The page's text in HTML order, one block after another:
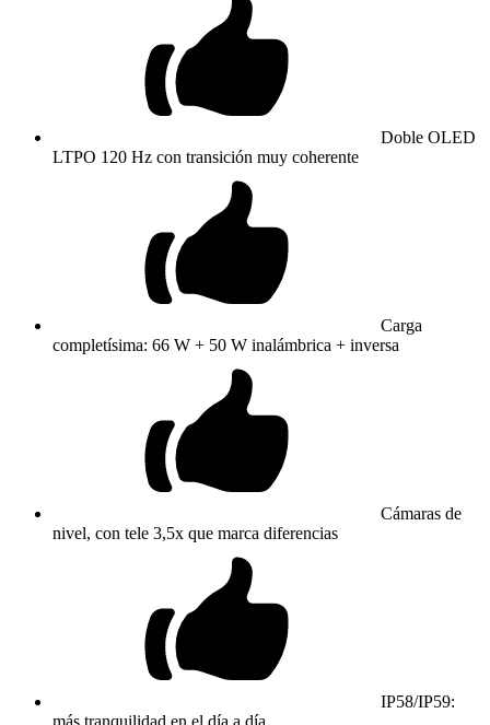
Doble OLED
LTPO 120 Hz con transición muy coherente
Carga
completísima: 66 W + 50 W inalámbrica + inversa
Cámaras de
nivel, con tele 3,5x que marca diferencias
IP58/IP59:
más tranquilidad en el día a día